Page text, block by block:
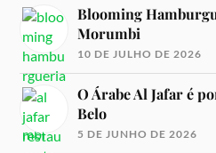
Blooming
Morumbi
10 DE JULHO DE 2026
O Árabe Al Jafar é
Belo
5 DE JUNHO DE 2026